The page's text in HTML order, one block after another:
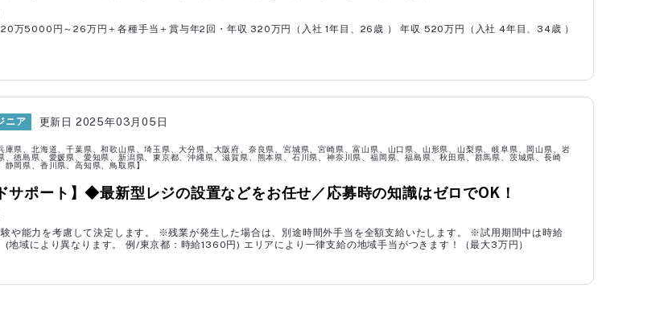
阪府
崎県 鹿児島県 沖縄県
業事務 SE・プログラマー
ールセンター 電気工事士
万5000円～26万円＋各種手当＋賞与年2回・年収 320万円（入社 1年目、26歳 ） 年収 520万円（入社 4年目、34歳 ）
ニア 2025年03月05日
庫県、北海道、千葉県、和歌山県、埼玉県、大分県、大阪府、奈良県、宮城県、宮崎県、富山県、山口県、山形県、山梨県、岐阜県、岡山県、岩
、徳島県、愛媛県、愛知県、新潟県、東京都、沖縄県、滋賀県、熊本県、石川県、神奈川県、福岡県、福島県、秋田県、群馬県、茨城県、長崎
静岡県、香川県、高知県、鳥取県】
サポート】◆最新型レジの設置などをお任せ／応募時の知識はゼロでOK！
や能力を考慮して決定します。 ※残業が発生した場合は、別途時間外手当を全額支給いたします。 ※試用期間中は時給
(地域により異なります。 例/東京都：時給1360円) エリアにより一律支給の地域手当がつきます！（最大3万円）